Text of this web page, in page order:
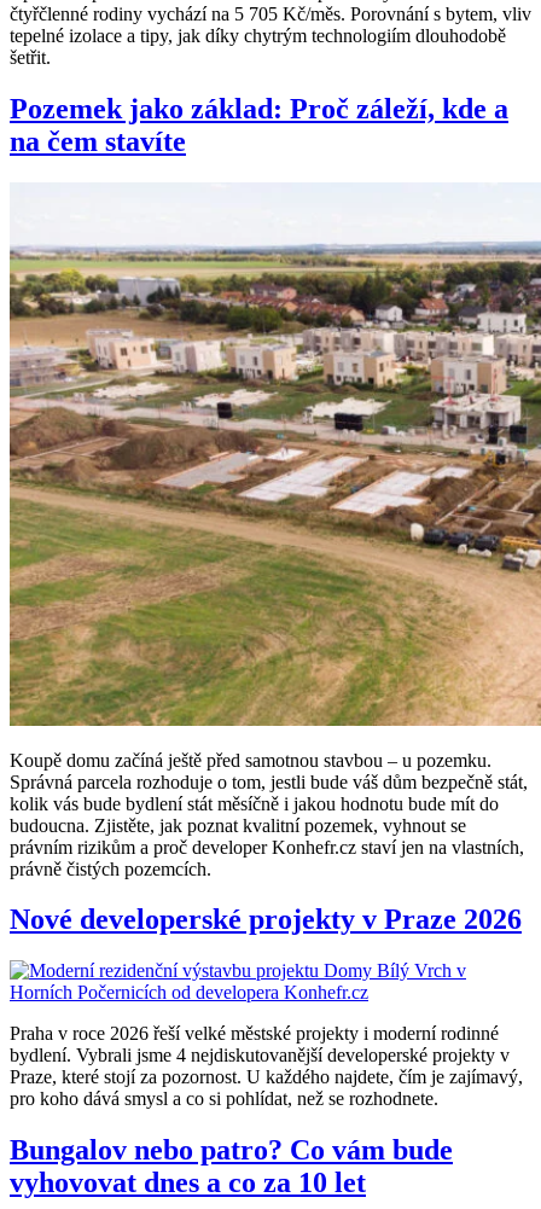
čtyřčlenné rodiny vychází na 5 705 Kč/měs. Porovnání s bytem, vliv
tepelné izolace a tipy, jak díky chytrým technologiím dlouhodobě
šetřit.
Pozemek jako základ: Proč záleží, kde a
na čem stavíte
Koupě domu začíná ještě před samotnou stavbou – u pozemku.
Správná parcela rozhoduje o tom, jestli bude váš dům bezpečně stát,
kolik vás bude bydlení stát měsíčně i jakou hodnotu bude mít do
budoucna. Zjistěte, jak poznat kvalitní pozemek, vyhnout se
právním rizikům a proč developer Konhefr.cz staví jen na vlastních,
právně čistých pozemcích.
Nové developerské projekty v Praze 2026
Praha v roce 2026 řeší velké městské projekty i moderní rodinné
bydlení. Vybrali jsme 4 nejdiskutovanější developerské projekty v
Praze, které stojí za pozornost. U každého najdete, čím je zajímavý,
pro koho dává smysl a co si pohlídat, než se rozhodnete.
Bungalov nebo patro? Co vám bude
vyhovovat dnes a co za 10 let